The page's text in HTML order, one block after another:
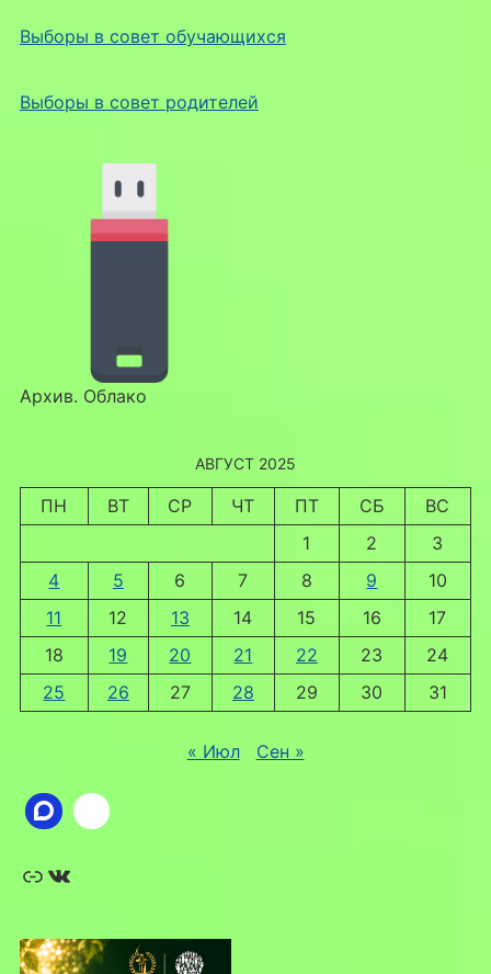
Выборы в совет обучающихся
Выборы в совет родителей
Архив. Облако
АВГУСТ 2025
ПН ВТ СР ЧТ ПТ СБ
ВС
1
2
3
4
5 6 7 8 9
10
11
12 13 14 15 16
17
18
19 20 21 22 23
24
25
26 27 28 29 30 31
« Июл Сен »
Ссылка